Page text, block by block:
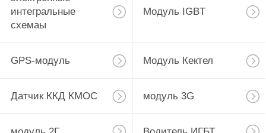
интегральные
схемаы
Модуль IGBT
GPS-модуль Модуль Кектел
Датчик ККД КМОС модуль 3G